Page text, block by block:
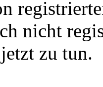
nicht
zu tun.